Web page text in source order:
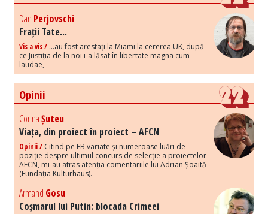
Dan Perjovschi
Frații Tate...
Vis a vis / ...au fost arestați la Miami la cererea UK, după
ce Justiția de la noi i-a lăsat în libertate magna cum
laudae,
Opinii
CorinaȘuteu
Viața, din proiect în proiect – AFCN
Opinii / Citind pe FB variate și numeroase luări de
poziție despre ultimul concurs de selecție a proiectelor
AFCN, mi-au atras atenția comentariile lui Adrian Șoaită
(Fundația Kulturhaus).
Armand Gosu
Coșmarul lui Putin: blocada Crimeei